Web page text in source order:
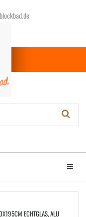
Menü
ECHTGLAS, ALU